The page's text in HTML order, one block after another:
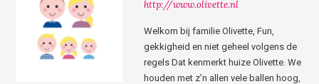
http://www.olivette.nl
Welkom bij familie Olivette, Fun,
gekkigheid en niet geheel volgens de
regels Dat kenmerkt huize Olivette. We
houden met z’n allen vele ballen hoog,